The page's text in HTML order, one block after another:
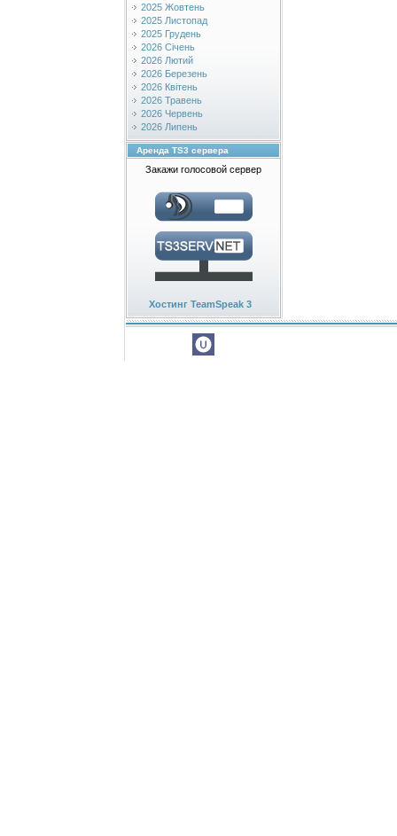
2025 Жовтень
2025 Листопад
2025 Грудень
2026 Січень
2026 Лютий
2026 Березень
2026 Квітень
2026 Травень
2026 Червень
2026 Липень
Аренда TS3 сервера
Закажи голосовой сервер
Хостинг TeamSpeak 3